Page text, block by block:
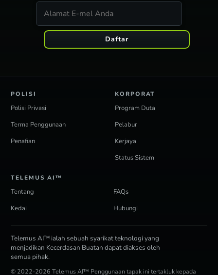
Daftar
Telemus AI™ ialah sebuah syarikat teknologi yang
menjadikan Kecerdasan Buatan dapat diakses oleh
semua pihak.
© 2022-2026 Telemus AI™ Penggunaan tapak ini tertakluk kepada
POLISI
Polisi Privasi
Terma Penggunaan
Penafian
KORPORAT
Program Duta
Pelabur
Kerjaya
Status Sistem
TELEMUS AI™
Tentang
FAQs
Kedai
Hubungi